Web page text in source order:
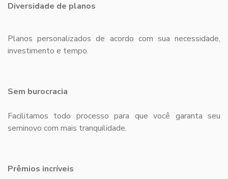
Diversidade de planos
Planos personalizados de acordo com sua necessidade,
investimento e tempo.
Sem burocracia
Facilitamos todo processo para que você garanta seu
seminovo com mais tranquilidade.
Prêmios incríveis